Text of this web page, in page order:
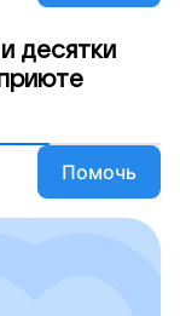
десятки
Помочь